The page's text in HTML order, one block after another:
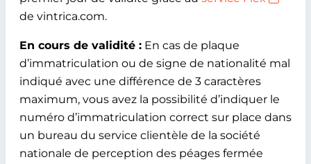
de vintrica.com.
En cours de validité : En cas de plaque
d’immatriculation ou de signe de nationalité mal
indiqué avec une différence de 3 caractères
maximum, vous avez la possibilité d’indiquer le
numéro d’immatriculation correct sur place dans
un bureau du service clientèle de la société
nationale de perception des péages fermée